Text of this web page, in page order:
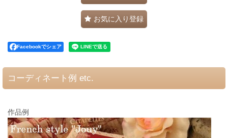
お気に入り登録
Facebookでシェア
コーディネート例 etc.
作品例